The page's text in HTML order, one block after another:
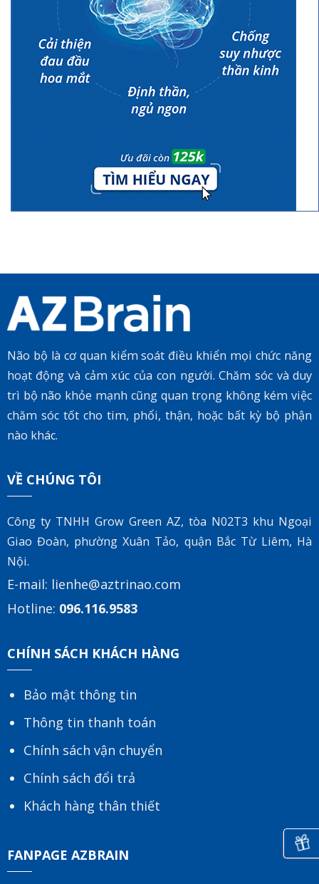
Não bộ là cơ quan kiểm soát điều khiển mọi chức năng
hoạt động và cảm xúc của con người. Chăm sóc và duy
trì bộ não khỏe mạnh cũng quan trọng không kém việc
chăm sóc tốt cho tim, phổi, thận, hoặc bất kỳ bộ phận
nào khác.
VỀ CHÚNG TÔI
Công ty TNHH Grow Green AZ, tòa N02T3 khu Ngoại
Giao Đoàn, phường Xuân Tảo, quận Bắc Từ Liêm, Hà
Nội.
E-mail: lienhe@aztrinao.com
Hotline: 096.116.9583
CHÍNH SÁCH KHÁCH HÀNG
Bảo mật thông tin
Thông tin thanh toán
Chính sách vận chuyển
Chính sách đổi trả
Khách hàng thân thiết
FANPAGE AZBRAIN